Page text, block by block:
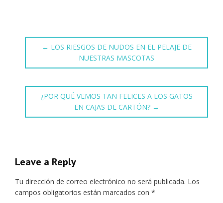
← LOS RIESGOS DE NUDOS EN EL PELAJE DE
NUESTRAS MASCOTAS
¿POR QUÉ VEMOS TAN FELICES A LOS GATOS
EN CAJAS DE CARTÓN? →
Leave a Reply
Tu dirección de correo electrónico no será publicada. Los
campos obligatorios están marcados con *